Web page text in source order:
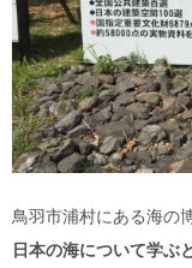
鳥羽市浦村にある海の
日本の海について学ぶ